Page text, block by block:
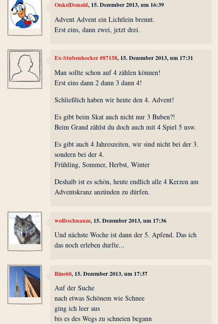
OnkelDonald, 15. Dezember 2013, um 16:39
Advent Advent ein Lichtlein brennt.
Erst eins, dann zwei, jetzt drei.
Ex-Stubenhocker #87158, 15. Dezember 2013, um 17:31
Man sollte schon auf 4 zählen können!
Erst eins dann 2 dann 3 dann 4!
Schließlich haben wir heute den 4. Advent!
Es gibt beim Skat auch nicht nur 3 Buben?!
Beim Grand zählst du doch auch mit 4 Spiel 5 usw.
Es gibt auch 4 Jahreszeiten, wir sind nicht bei der 3.
sondern bei der 4.
Frühling, Sommer, Herbst, Winter
Deshalb ist es schön, heute endlich alle 4 Kerzen am
Adventskranz anzünden zu dürfen.
wolfsschnauze, 15. Dezember 2013, um 17:36
Und nächste Woche ist dann der 5. Apfend. Das ich
das noch erleben durfte...
Bine60, 15. Dezember 2013, um 17:37
Auf der Suche
nach etwas Schönem wie Schnee
ging ich leer aus
bis es des Wegs zu schneien begann